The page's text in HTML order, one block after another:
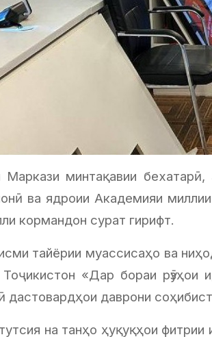
минтақавии
ва ядроии Академияи
кормандон сурат гирифт.
тайёрии муассисаҳо ва
«Дар бораи рӯзҳои
дастовардҳои даврони
на танҳо ҳуқуқҳои